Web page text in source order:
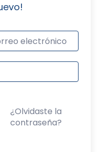
¿Olvidaste la
contraseña?